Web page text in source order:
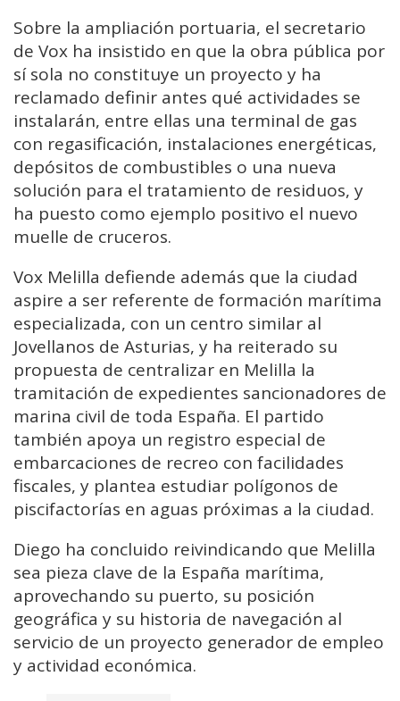
Sobre la ampliación portuaria, el secretario
de Vox ha insistido en que la obra pública por
sí sola no constituye un proyecto y ha
reclamado definir antes qué actividades se
instalarán, entre ellas una terminal de gas
con regasificación, instalaciones energéticas,
depósitos de combustibles o una nueva
solución para el tratamiento de residuos, y
ha puesto como ejemplo positivo el nuevo
muelle de cruceros.
Vox Melilla defiende además que la ciudad
aspire a ser referente de formación marítima
especializada, con un centro similar al
Jovellanos de Asturias, y ha reiterado su
propuesta de centralizar en Melilla la
tramitación de expedientes sancionadores de
marina civil de toda España. El partido
también apoya un registro especial de
embarcaciones de recreo con facilidades
fiscales, y plantea estudiar polígonos de
piscifactorías en aguas próximas a la ciudad.
Diego ha concluido reivindicando que Melilla
sea pieza clave de la España marítima,
aprovechando su puerto, su posición
geográfica y su historia de navegación al
servicio de un proyecto generador de empleo
y actividad económica.